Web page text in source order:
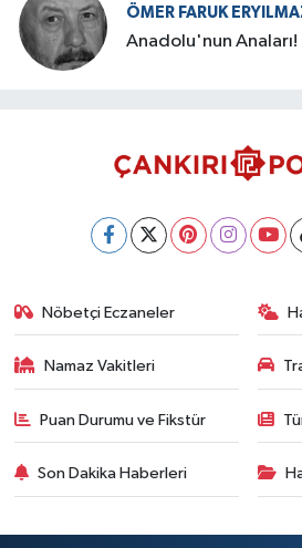
ÖMER FARUK
Anadolu'nun Anaları!
Nöbetçi Eczaneler
Namaz Vakitleri
Puan Durumu ve Fikstür
Son Dakika Haberleri